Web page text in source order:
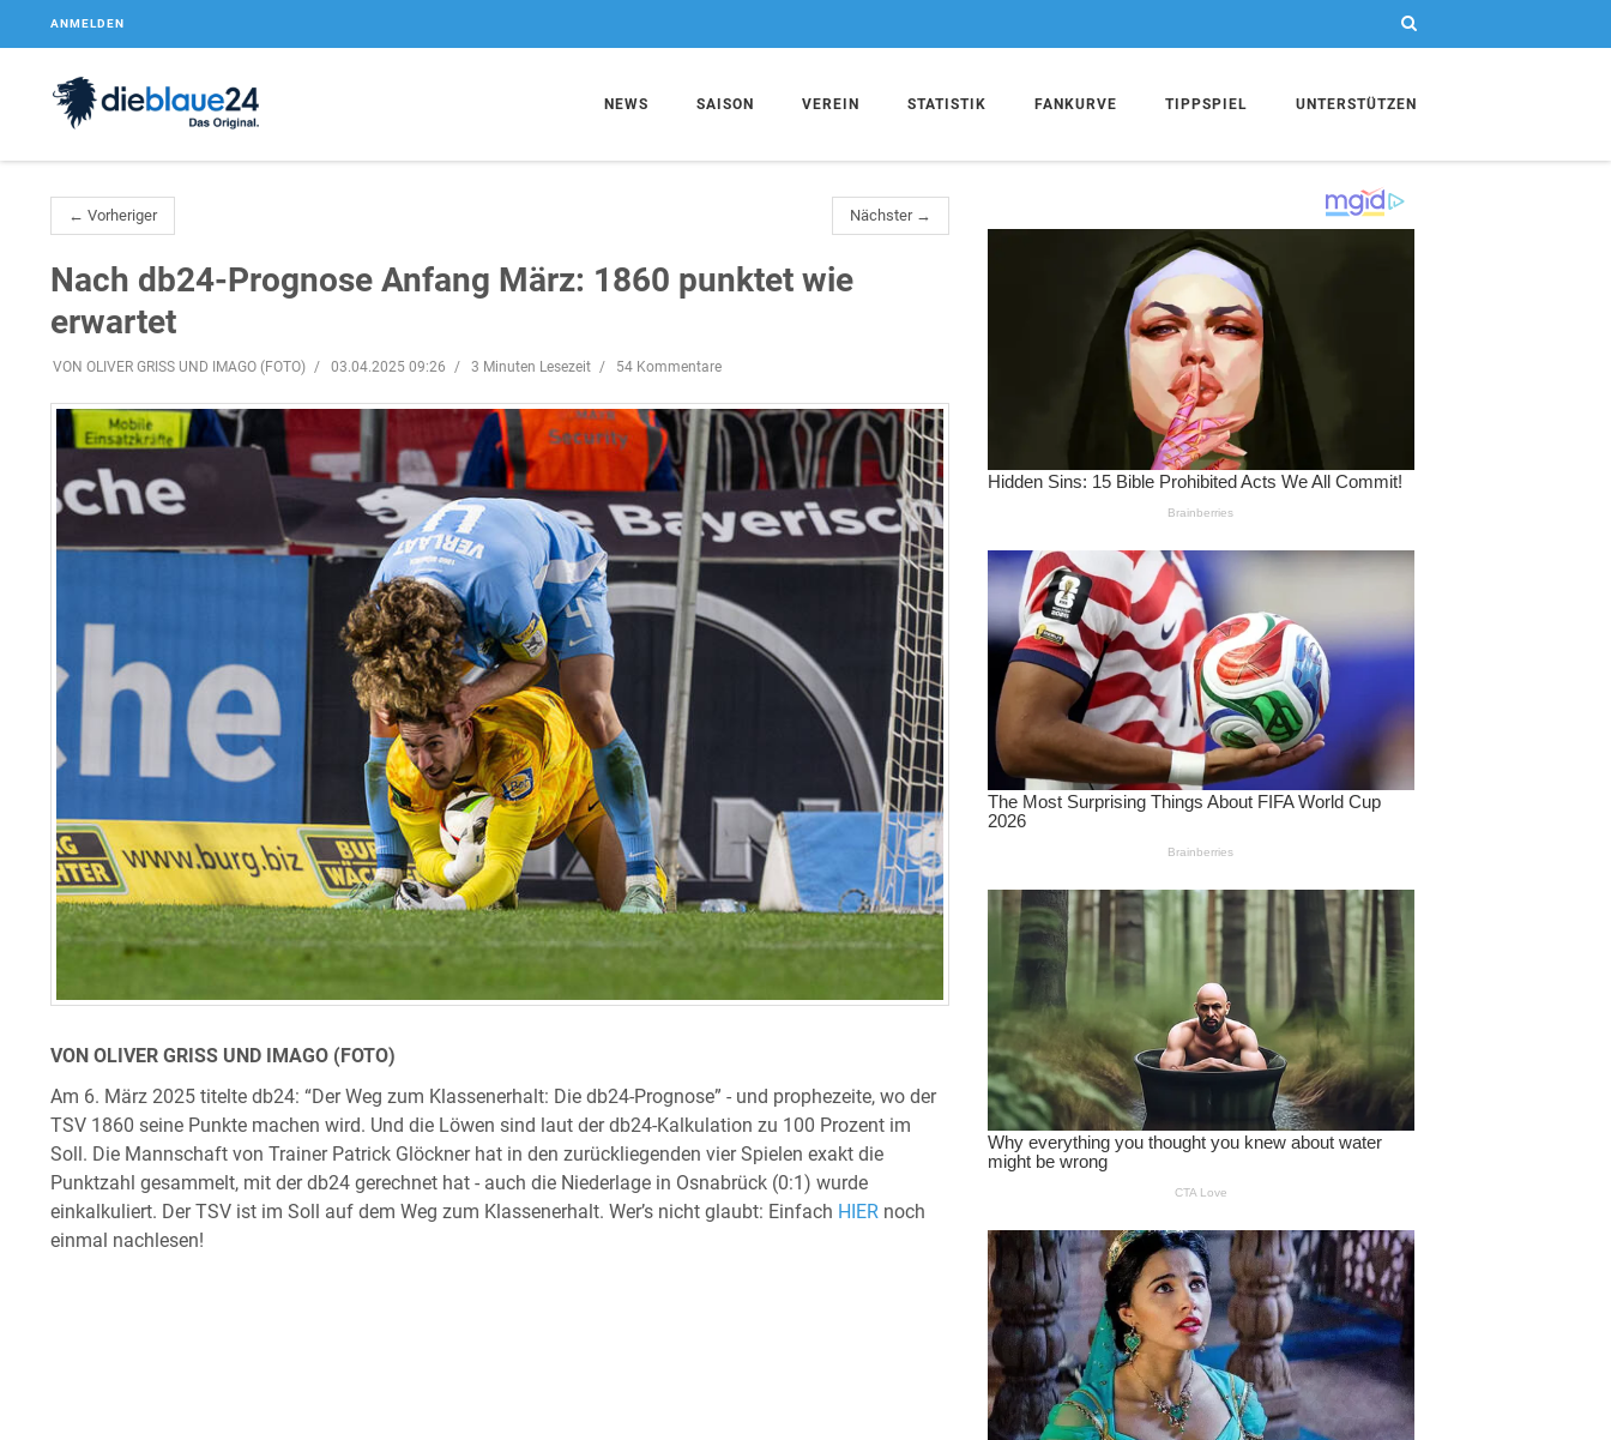
ANMELDEN
NEWS SAISON VEREIN STATISTIK FANKURVE TIPPSPIEL UNTERSTÜTZEN
← Vorheriger Nächster →
Nach db24-Prognose Anfang März: 1860 punktet wie
erwartet
VON OLIVER GRISS UND IMAGO (FOTO) 03.04.2025 09:26 3 Minuten Lesezeit 54 Kommentare
VON OLIVER GRISS UND IMAGO (FOTO)
Am 6. März 2025 titelte db24: “Der Weg zum Klassenerhalt: Die db24-Prognose” - und prophezeite, wo der
TSV 1860 seine Punkte machen wird. Und die Löwen sind laut der db24-Kalkulation zu 100 Prozent im
Soll. Die Mannschaft von Trainer Patrick Glöckner hat in den zurückliegenden vier Spielen exakt die
Punktzahl gesammelt, mit der db24 gerechnet hat - auch die Niederlage in Osnabrück (0:1) wurde
einkalkuliert. Der TSV ist im Soll auf dem Weg zum Klassenerhalt. Wer’s nicht glaubt: Einfach HIER noch
einmal nachlesen!